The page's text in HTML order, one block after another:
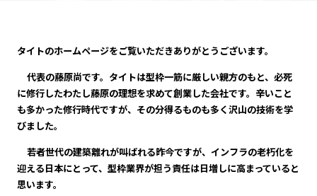
タイトのホームページをご覧いただきありがとうございます。
代表の藤原尚です。タイトは型枠一筋に厳しい親方のもと、必死
に修行したわたし藤原の理想を求めて創業した会社です。辛いこと
も多かった修行時代ですが、その分得るものも多く沢山の技術を学
びました。
若者世代の建築離れが叫ばれる昨今ですが、インフラの老朽化を
迎える日本にとって、型枠業界が担う責任は日増しに高まっていると
思います。